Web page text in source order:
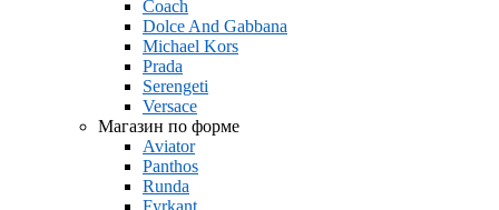
Coach
Dolce And Gabbana
Michael Kors
Prada
Serengeti
Versace
Магазин по форме
Aviator
Panthos
Runda
Fyrkant